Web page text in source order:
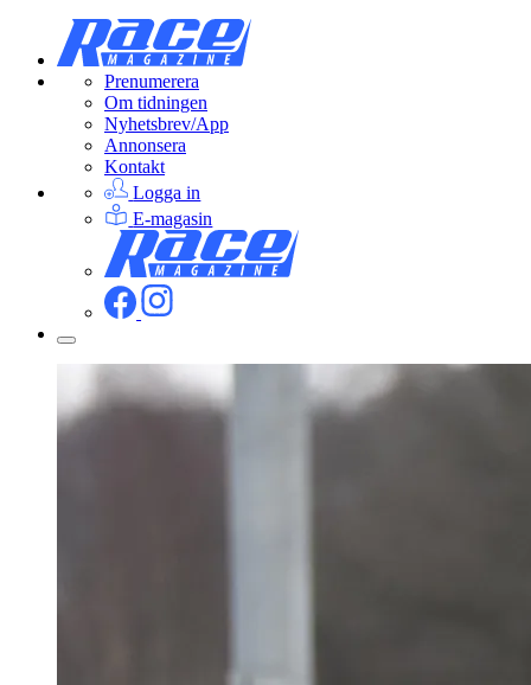
Prenumerera
Om tidningen
Nyhetsbrev/App
Annonsera
Kontakt
Logga in
E-magasin